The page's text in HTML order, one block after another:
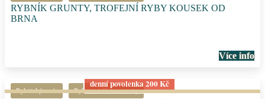
RYBNÍK GRUNTY, TROFEJNÍ RYBY KOUSEK OD
BRNA
Více info
Rybářský revír Rybaření Jihomoravský
denní povolenka 200 Kč